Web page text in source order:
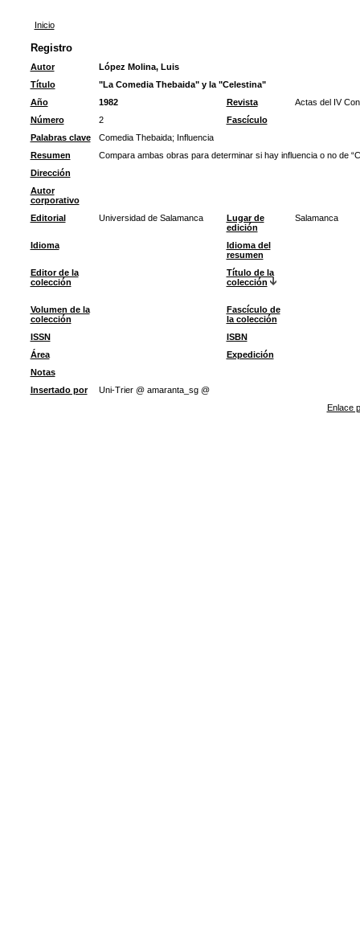
Inicio
Registro
Autor
López Molina, Luis
Título
"La Comedia Thebaida" y la "Celestina"
Año
1982 Revista
Actas del IV
Número
2
Fascículo
Palabras clave
Comedia Thebaida; Influencia
Resumen
Compara ambas obras para determinar si hay influencia o no de
Dirección
Autor
corporativo
Editorial
Universidad de Salamanca
Lugar de
edición
Salamanca
Idioma
Idioma del
resumen
Editor de la
colección
Título de la
colección
Volumen de la
colección
Fascículo de
la colección
ISSN
ISBN
Área
Expedición
Notas
Insertado por
Uni-Trier @ amaranta_sg @
Enlace